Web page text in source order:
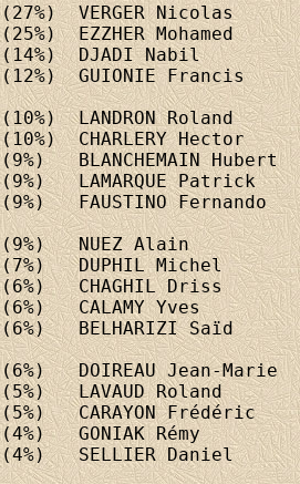
1. 	  80 pts (27%) VERGER Nicolas
2. 	  75 pts (25%) EZZHER Mohamed
3. 	  41 pts (14%) DJADI Nabil
4. 	  34 pts (12%) GUIONIE Francis
5. 	  30 pts (10%) LANDRON Roland
6. 	  29 pts (10%) CHARLERY Hector
7. 	  26 pts (9%) BLANCHEMAIN Hubert
8. 	  26 pts (9%) LAMARQUE Patrick
9. 	  25 pts (9%) FAUSTINO Fernando
10. 	  25 pts (9%) NUEZ Alain
11. 	  21 pts (7%) DUPHIL Michel
12. 	  18 pts (6%) CHAGHIL Driss
13. 	  17 pts (6%) CALAMY Yves
14. 	  16 pts (6%) BELHARIZI Saïd
15. 	  16 pts (6%) DOIREAU Jean-Marie
16. 	  13 pts (5%) LAVAUD Roland
17. 	  13 pts (5%) CARAYON Frédéric
18. 	  12 pts (4%) GONIAK Rémy
19. 	  10 pts (4%) SELLIER Daniel